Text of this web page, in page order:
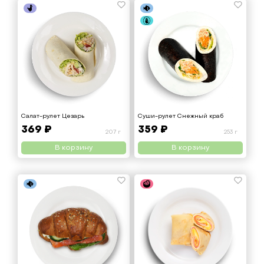
Салат-рулет Цезарь
369 ₽ 207 г
В корзину
Суши-рулет Снежный краб
359 ₽ 253 г
В корзину